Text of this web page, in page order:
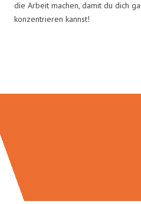
die Arbeit machen, damit du dich
konzentrieren kannst!